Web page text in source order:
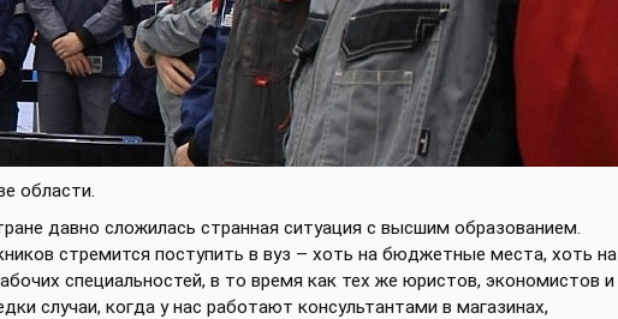
области.
давно сложилась странная ситуация с высшим образованием.
стремится поступить в вуз – хоть на бюджетные места, хоть на
специальностей, в то время как тех же юристов, экономистов и
случаи, когда у нас работают консультантами в магазинах,